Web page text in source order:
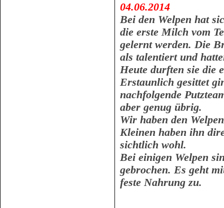
04.06.2014
Bei den Welpen hat
die erste Milch vom
gelernt werden. Die
als talentiert und
Heute durften sie die
Erstaunlich gesittet
nachfolgende
aber genug übrig.
Wir haben den
Kleinen haben ihn
sichtlich wohl.
Bei einigen Welpen
gebrochen. Es geht
feste Nahrung zu.